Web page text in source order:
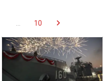
10 chevron_right